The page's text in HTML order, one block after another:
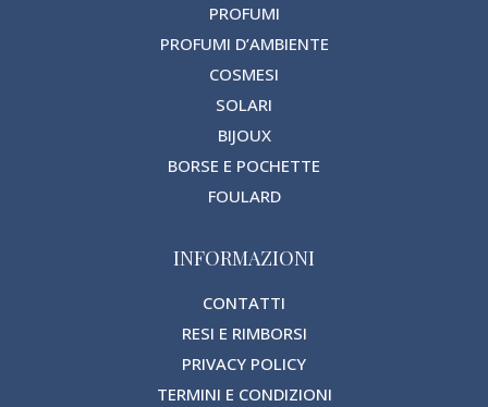
PROFUMI
PROFUMI D’AMBIENTE
COSMESI
SOLARI
BIJOUX
BORSE E POCHETTE
FOULARD
INFORMAZIONI
CONTATTI
RESI E RIMBORSI
PRIVACY POLICY
TERMINI E CONDIZIONI